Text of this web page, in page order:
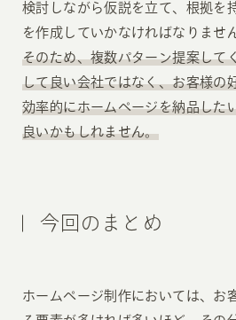
検討しながら仮説を立て、根拠を
を作成していかなければなりませ
そのため、複数パターン提案して
して良い会社ではなく、お客様の
効率的にホームページを納品した
良いかもしれません。
今回のまとめ
ホームページ制作においては、お